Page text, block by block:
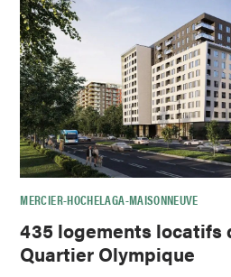
MERCIER-HOCHELAGA-MAISONNEUVE
435 logements locatifs
Quartier Olympique